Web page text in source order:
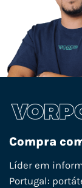
Compra
Líder em
Portugal: